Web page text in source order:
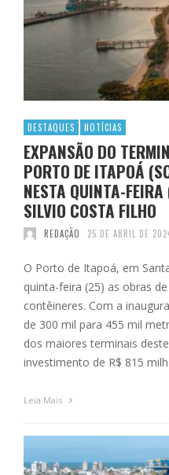
DESTAQUES NOTÍCIAS
EXPANSÃO DO
PORTO DE ITAPOÁ
NESTA QUINTA-
SILVIO COSTA FILHO
REDAÇÃO 25 DE ABRIL DE
O Porto de Itapoá, em
quinta-feira (25) as obras
contêineres. Com a
de 300 mil para 455 mil
dos maiores terminais
investimento de R$ 815
Leia Mais